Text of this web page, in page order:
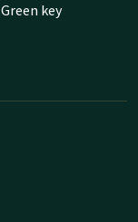
Green key